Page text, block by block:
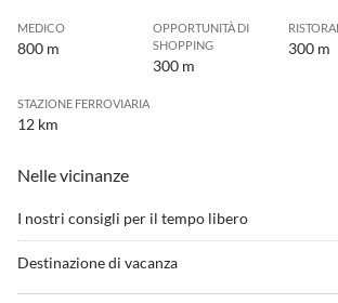
MEDICO
800 m
OPPORTUNITÀ DI
SHOPPING
300 m
300 m
STAZIONE FERROVIARIA
12 km
Nelle vicinanze
I nostri consigli per il tempo libero
Destinazione di vacanza